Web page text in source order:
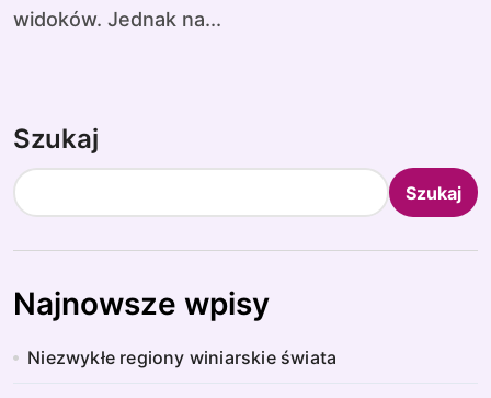
widoków. Jednak na...
Szukaj
Szukaj
Najnowsze wpisy
Niezwykłe regiony winiarskie świata